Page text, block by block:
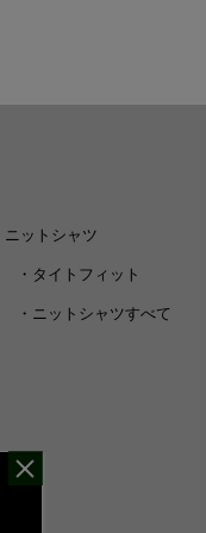
ニットシャツ
・ タイトフィット
・ ニットシャツすべて